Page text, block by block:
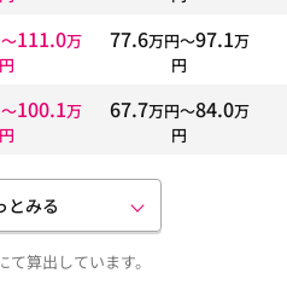
111.0万
円
77.6万円〜97.1万
円
100.1万
円
67.7万円〜84.0万
円
とみる
算出しています。